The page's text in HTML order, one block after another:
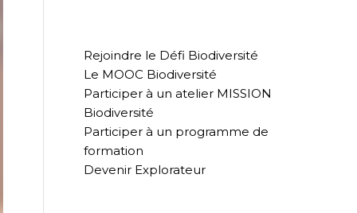
Rejoindre le Défi Biodiversité
Le MOOC Biodiversité
Participer à un atelier MISSION
Biodiversité
Participer à un programme de
formation
Devenir Explorateur